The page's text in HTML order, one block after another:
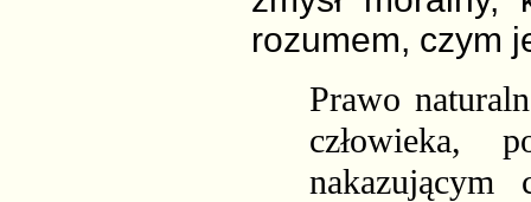
rozumem, czym
Prawo
człowieka,
nakazującym